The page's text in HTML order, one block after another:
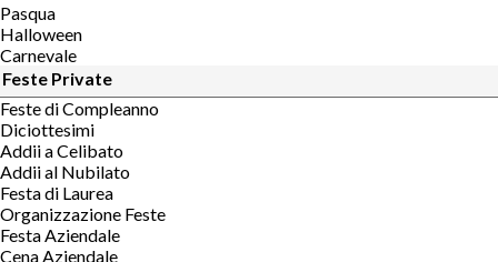
Pasqua
Halloween
Carnevale
Feste Private
Feste di Compleanno
Diciottesimi
Addii a Celibato
Addii al Nubilato
Festa di Laurea
Organizzazione Feste
Festa Aziendale
Cena Aziendale